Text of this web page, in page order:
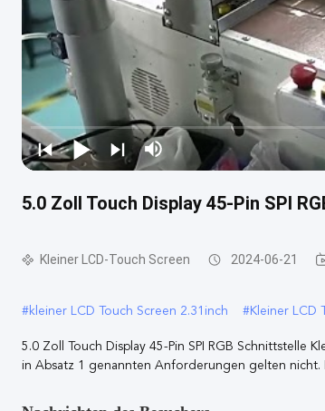
5.0 Zoll Touch Display 45-Pin SPI
Kleiner LCD-Touch Screen 2024-06-21
#kleiner LCD Touch Screen 2.31inch #Kleiner LCD
5.0 Zoll Touch Display 45-Pin SPI RGB Schnittstelle
in Absatz 1 genannten Anforderungen gelten nicht.